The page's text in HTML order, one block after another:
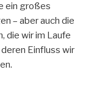
ein großes
– aber auch die
die wir im Laufe
Einfluss wir